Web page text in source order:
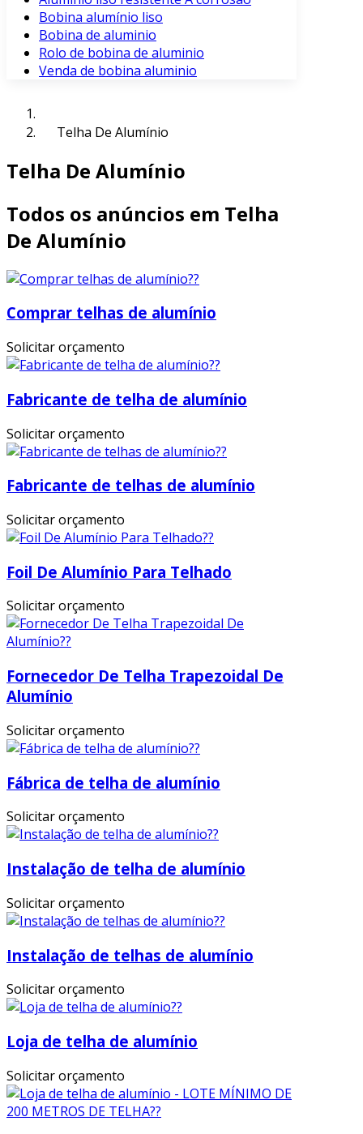
Bobina alumínio liso
Bobina de aluminio
Rolo de bobina de aluminio
Venda de bobina aluminio
Telha De Alumínio
Telha De Alumínio
Todos os anúncios em Telha
De Alumínio
Comprar telhas de alumínio
Solicitar orçamento
Fabricante de telha de alumínio
Solicitar orçamento
Fabricante de telhas de alumínio
Solicitar orçamento
Foil De Alumínio Para Telhado
Solicitar orçamento
Fornecedor De Telha Trapezoidal De
Alumínio
Solicitar orçamento
Fábrica de telha de alumínio
Solicitar orçamento
Instalação de telha de alumínio
Solicitar orçamento
Instalação de telhas de alumínio
Solicitar orçamento
Loja de telha de alumínio
Solicitar orçamento